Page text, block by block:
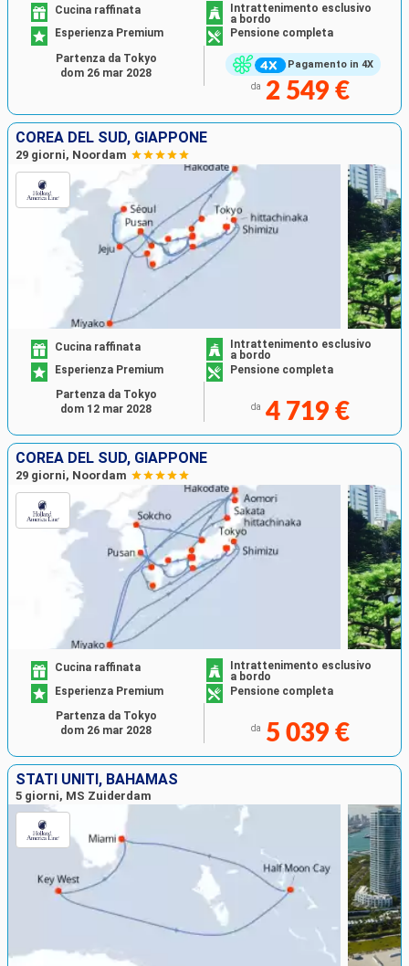
Pagamento in 4X
Cucina raffinata
Intrattenimento esclusivo
a bordo
Esperienza Premium
Pensione completa
da 2 549 €
Partenza da Tokyo
dom 26 mar 2028
COREA DEL SUD, GIAPPONE
29 giorni, Noordam
Cucina raffinata
Intrattenimento esclusivo
a bordo
Esperienza Premium
Pensione completa
da 4 719 €
Partenza da Tokyo
dom 12 mar 2028
COREA DEL SUD, GIAPPONE
29 giorni, Noordam
Cucina raffinata
Intrattenimento esclusivo
a bordo
Esperienza Premium
Pensione completa
da 5 039 €
Partenza da Tokyo
dom 26 mar 2028
STATI UNITI, BAHAMAS
5 giorni, MS Zuiderdam